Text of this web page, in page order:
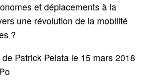
et déplacements à la
une révolution de la mobilité
?
Patrick Pelata le 15 mars 2018